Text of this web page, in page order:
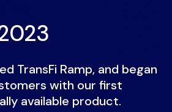
TransFi Ramp, and began
with our first
available product.